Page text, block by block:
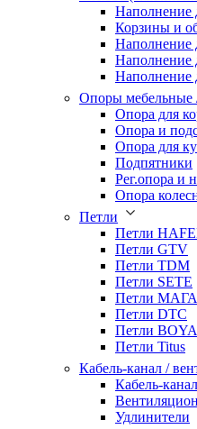
Корзины и
Наполнение
Наполнение
Наполнение
Опоры мебельные
Опора для
Опора и
Опора для
Подпятники
Рег.опора и
Опора
Петли
Петли
Петли GTV
Петли TDM
Петли SETE
Петли
Петли DTC
Петли
Петли Titus
Кабель-канал /
Кабель-канал
Удлинители